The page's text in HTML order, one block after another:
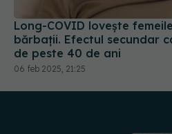
Long-COVID lovește
bărbații. Efectul secundar
de peste 40 de ani
06 feb 2025, 21:25